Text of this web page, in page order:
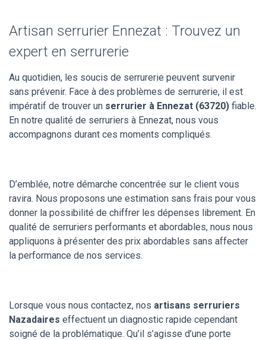
Artisan serrurier Ennezat : Trouvez un
expert en serrurerie
Au quotidien, les soucis de serrurerie peuvent survenir
sans prévenir. Face à des problèmes de serrurerie, il est
impératif de trouver un serrurier à Ennezat (63720) fiable.
En notre qualité de serruriers à Ennezat, nous vous
accompagnons durant ces moments compliqués.
D’emblée, notre démarche concentrée sur le client vous
ravira. Nous proposons une estimation sans frais pour vous
donner la possibilité de chiffrer les dépenses librement. En
qualité de serruriers performants et abordables, nous nous
appliquons à présenter des prix abordables sans affecter
la performance de nos services.
Lorsque vous nous contactez, nos artisans serruriers
Nazadaires effectuent un diagnostic rapide cependant
soigné de la problématique. Qu’il s’agisse d’une porte